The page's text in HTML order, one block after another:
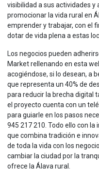
visibilidad a sus actividades
promocionar la vida rural en
emprender y trabajar, con el
dotar de vida plena a estas
Los negocios pueden
Market rellenando en esta
acogiéndose, si lo desean, a
que representa un 40% de
para reducir la brecha digital
el proyecto cuenta con un
para guiarle en los pasos
945 217 210. Todo ello con
que combina tradición e
de toda la vida con los
cambiar la ciudad por la
ofrece la Álava rural.